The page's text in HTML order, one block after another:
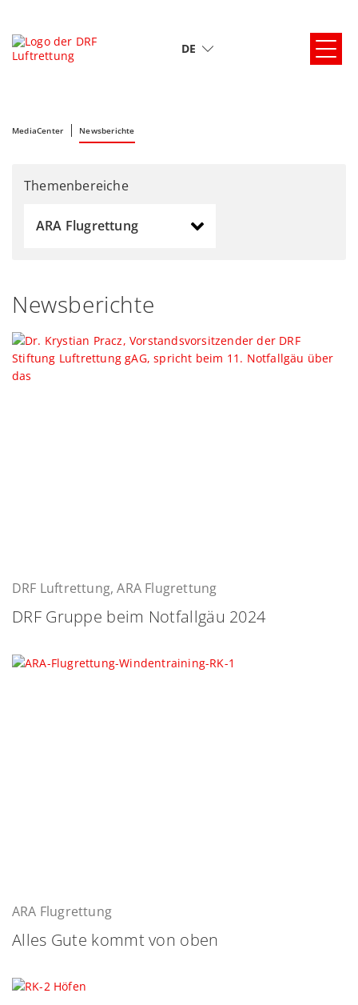
DE
MediaCenter Newsberichte
Themenbereiche
ARA Flugrettung
Newsberichte
DRF Luftrettung, ARA Flugrettung
DRF Gruppe beim Notfallgäu 2024
ARA Flugrettung
Alles Gute kommt von oben